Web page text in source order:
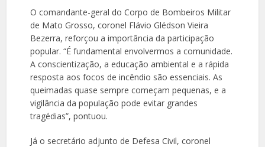
O comandante-geral do Corpo de Bombeiros Militar
de Mato Grosso, coronel Flávio Glédson Vieira
Bezerra, reforçou a importância da participação
popular. “É fundamental envolvermos a comunidade.
A conscientização, a educação ambiental e a rápida
resposta aos focos de incêndio são essenciais. As
queimadas quase sempre começam pequenas, e a
vigilância da população pode evitar grandes
tragédias”, pontuou.
Já o secretário adjunto de Defesa Civil, coronel